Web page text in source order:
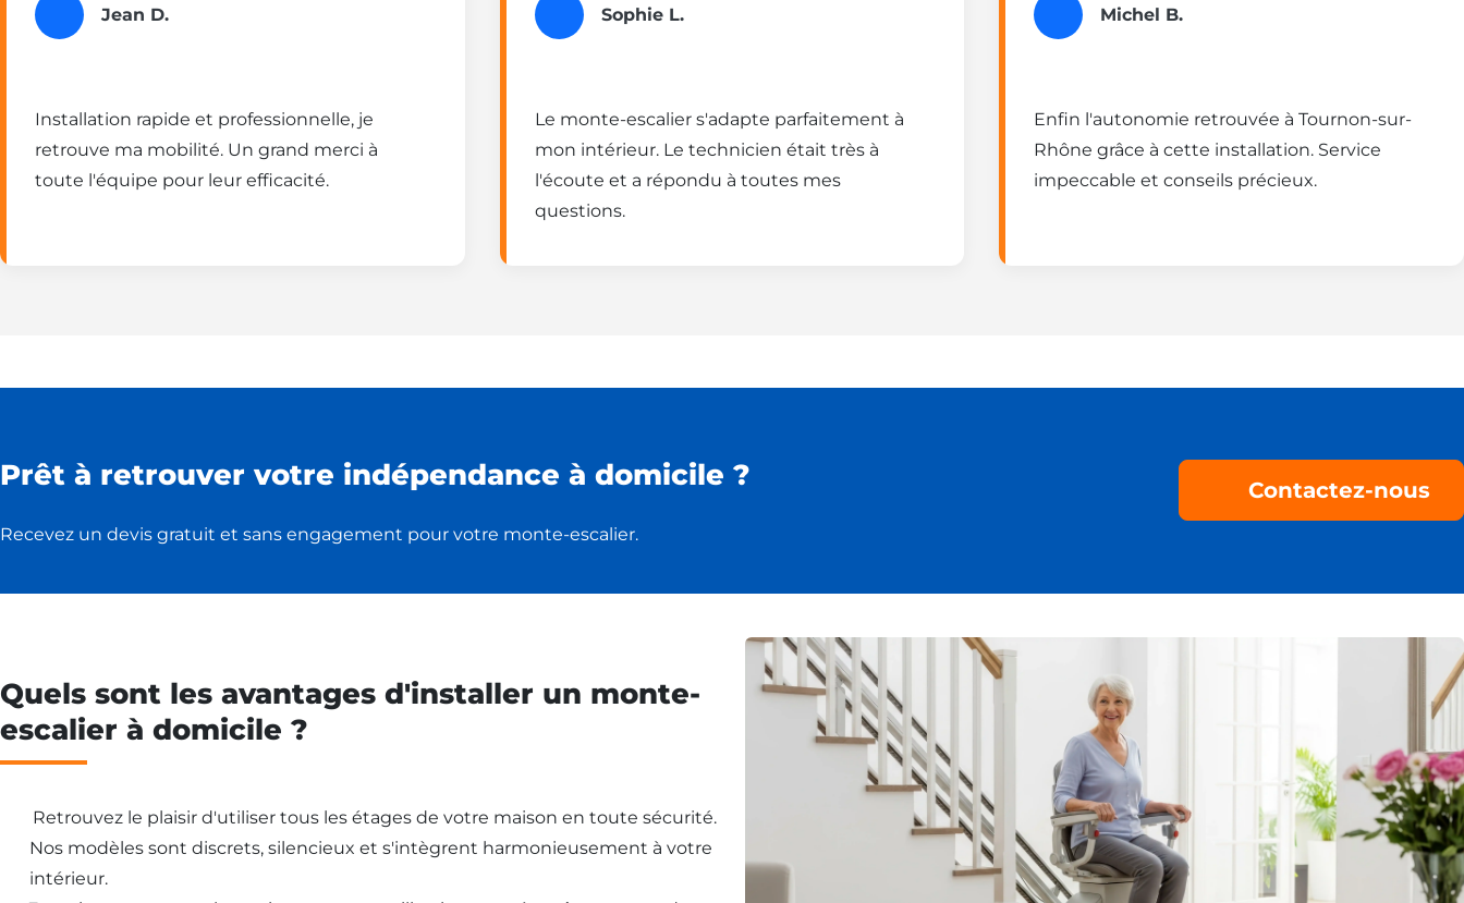
Jean D.
Installation rapide et professionnelle, je
retrouve ma mobilité. Un grand merci à
toute l'équipe pour leur efficacité.
Sophie L.
Le monte-escalier s'adapte parfaitement à
mon intérieur. Le technicien était très à
l'écoute et a répondu à toutes mes
questions.
Michel B.
Enfin l'autonomie retrouvée à Tournon-sur-
Rhône grâce à cette installation. Service
impeccable et conseils précieux.
Prêt à retrouver votre indépendance à domicile ?
Recevez un devis gratuit et sans engagement pour votre monte-escalier.
Contactez-nous
Quels sont les avantages d'installer un monte-
escalier à domicile ?
Retrouvez le plaisir d'utiliser tous les étages de votre maison en toute sécurité.
Nos modèles sont discrets, silencieux et s'intègrent harmonieusement à votre
intérieur.